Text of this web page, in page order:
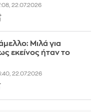
22.07.2026
Μιλά για
εκείνος ήταν το
22.07.2026